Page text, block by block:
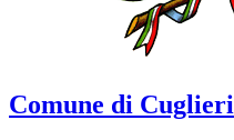
Comune di Cuglieri